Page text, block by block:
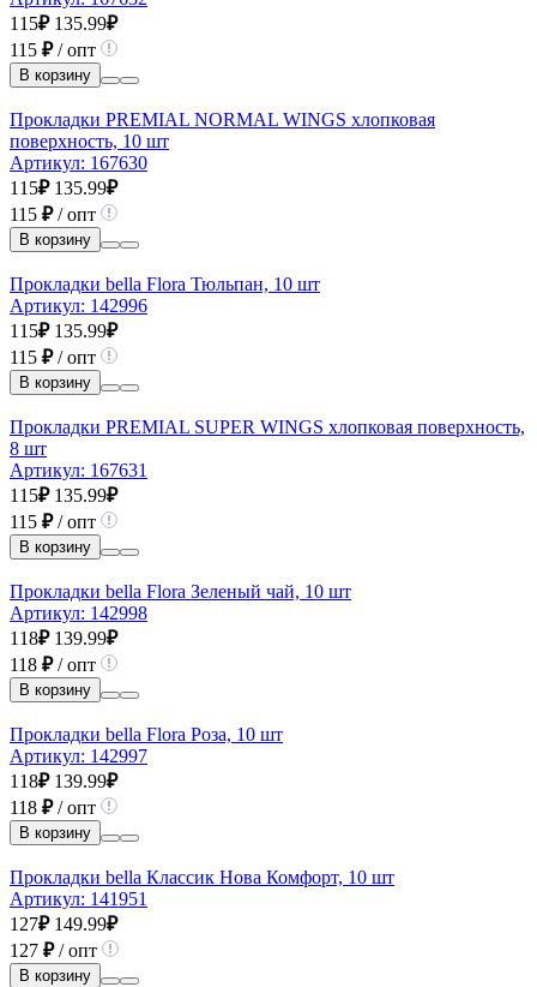
115₽ 135.99₽
115 ₽/ опт
В корзину
Прокладки PREMIAL NORMAL WINGS хлопковая
поверхность, 10 шт
Артикул: 167630
115₽ 135.99₽
115 ₽/ опт
В корзину
Прокладки bella Flora Тюльпан, 10 шт
Артикул: 142996
115₽ 135.99₽
115 ₽/ опт
В корзину
Прокладки PREMIAL SUPER WINGS хлопковая поверхность,
8 шт
Артикул: 167631
115₽ 135.99₽
115 ₽/ опт
В корзину
Прокладки bella Flora Зеленый чай, 10 шт
Артикул: 142998
118₽ 139.99₽
118 ₽/ опт
В корзину
Прокладки bella Flora Роза, 10 шт
Артикул: 142997
118₽ 139.99₽
118 ₽/ опт
В корзину
Прокладки bella Классик Нова Комфорт, 10 шт
Артикул: 141951
127₽ 149.99₽
127 ₽/ опт
В корзину